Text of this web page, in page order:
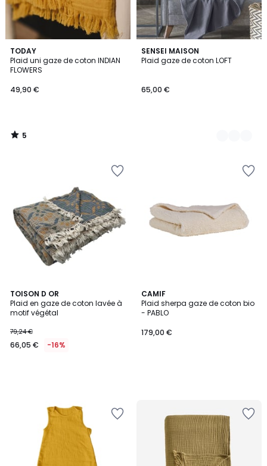
TODAY
Plaid uni gaze de coton INDIAN
FLOWERS
49,90 €
5
/
5
5
/
SENSEI MAISON
Plaid gaze de coton LOFT
65,00 €
7
Couleurs
TOISON D OR
Plaid en gaze de coton lavée à
motif végétal
79,24 €
66,05 € -16%
CAMIF
Plaid sherpa gaze de coton bio
- PABLO
179,00 €